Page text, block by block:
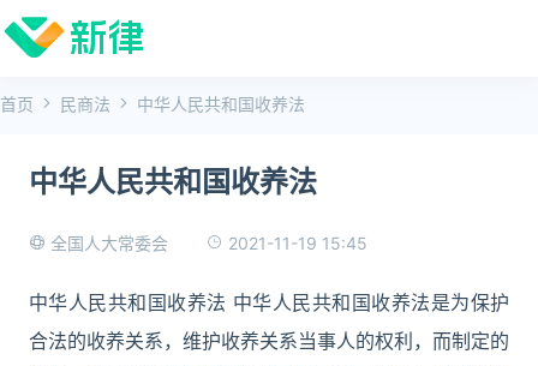
首页 民商法 中华人民共和国收养法
中华人民共和国收养法
全国人大常委会 2021-11-19 15:45
中华人民共和国收养法 中华人民共和国收养法是为保护
合法的收养关系，维护收养关系当事人的权利，而制定的